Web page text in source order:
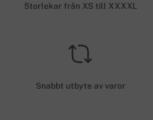
Storlekar från XS till XXXXL
Snabbt utbyte av varor